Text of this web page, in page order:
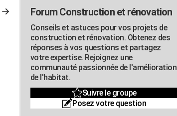
Forum Construction et rénovation
Conseils et astuces pour vos projets de
construction et rénovation. Obtenez des
réponses à vos questions et partagez
votre expertise. Rejoignez une
communauté passionnée de l'amélioration
de l'habitat.
Suivre le groupe
Posez votre question